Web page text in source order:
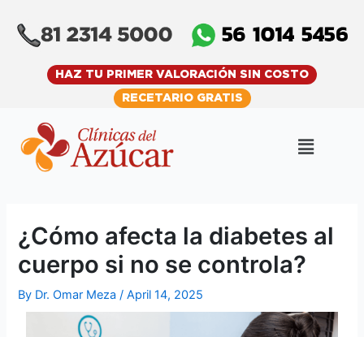
content
HAZ TU PRIMER VALORACIÓN SIN COSTO
RECETARIO GRATIS
Menu
¿Cómo afecta la diabetes al
cuerpo si no se controla?
By Dr. Omar Meza/April 14, 2025
navigation